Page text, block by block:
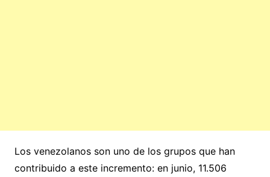
Los venezolanos son uno de los grupos que han
contribuido a este incremento: en junio, 11.506